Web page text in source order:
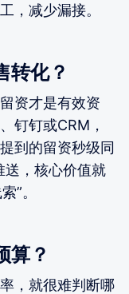
，减少漏接。
转化？
资才是有效资
钉钉或CRM，
到的留资秒级同
，核心价值就
”。
算？
，就很难判断哪